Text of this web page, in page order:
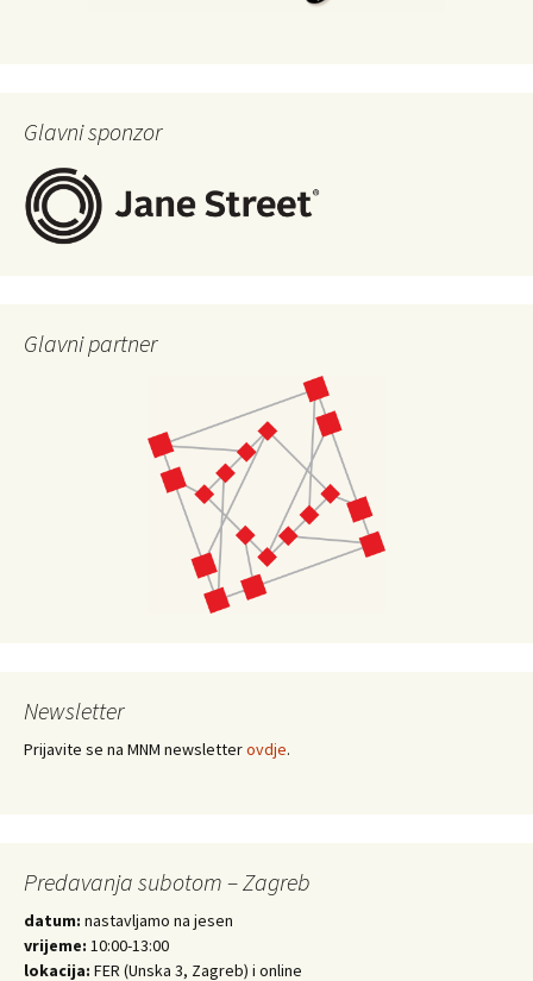
Glavni sponzor
Glavni partner
Newsletter
Prijavite se na MNM newsletterovdje.
Predavanja subotom – Zagreb
datum: nastavljamo na jesen
vrijeme: 10:00-13:00
lokacija: FER (Unska 3, Zagreb) i online